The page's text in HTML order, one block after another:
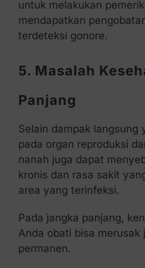
untuk melakukan
mendapatkan
terdeteksi gonore.
5. Masalah
Panjang
Selain dampak langsung
pada organ reproduksi
nanah juga dapat
kronis dan rasa sakit
area yang terinfeksi.
Pada jangka panjang,
Anda obati bisa merusak
permanen.